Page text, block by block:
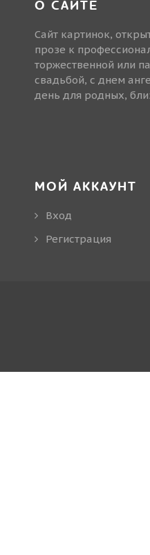
О САЙТЕ
Сайт картинок,
прозе к
торжественной или
свадьбой, с днем
день для родных,
МОЙ АККАУНТ
Вход
Регистрация